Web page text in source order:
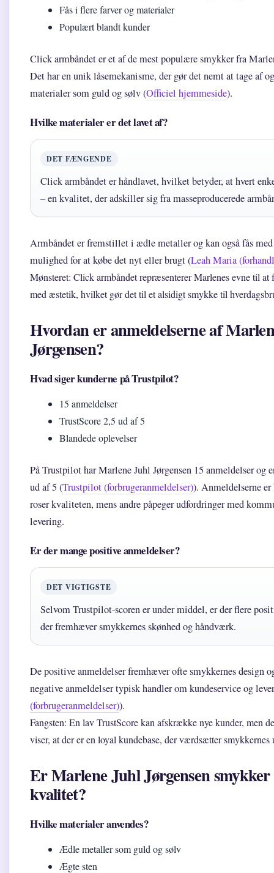
Fås i flere farver og materialer
Populært blandt kunder
Click armbåndet er et af de mest populære smykker fra
Det har en unik låsemekanisme, der gør det nemt at tage af
materialer som guld og sølv (Officiel hjemmeside).
Hvilke materialer er det lavet af?
DET FÆNGENDE
Click armbåndet er håndlavet, hvilket betyder, at hvert
– en kvalitet, der adskiller sig fra masseproducerede
Armbåndet er fremstillet i ædle metaller og kan også fås
mulighed for at købe det nyt eller brugt (Leah Maria
Mønsteret: Click armbåndet repræsenterer Marlenes evne til at
med æstetik, hvilket gør det til et alsidigt smykke til
Hvordan er anmeldelserne af
Jørgensen?
Hvad siger kunderne på Trustpilot?
15 anmeldelser
TrustScore 2,5 ud af 5
Blandede oplevelser
På Trustpilot har Marlene Juhl Jørgensen 15 anmeldelser og
ud af 5 (Trustpilot (forbrugeranmeldelser)). Anmeldelserne
roser kvaliteten, mens andre påpeger udfordringer med
levering.
Er der mange positive anmeldelser?
DET VIGTIGSTE
Selvom Trustpilot-scoren er under middel, er der flere
der fremhæver smykkernes skønhed og håndværk.
De positive anmeldelser fremhæver ofte smykkernes design
negative anmeldelser typisk handler om kundeservice og
(forbrugeranmeldelser)).
Fangsten: En lav TrustScore kan afskrække nye kunder, men
viser, at der er en loyal kundebase, der værdsætter smykkernes
Er Marlene Juhl Jørgensen
kvalitet?
Hvilke materialer anvendes?
Ædle metaller som guld og sølv
Ægte sten